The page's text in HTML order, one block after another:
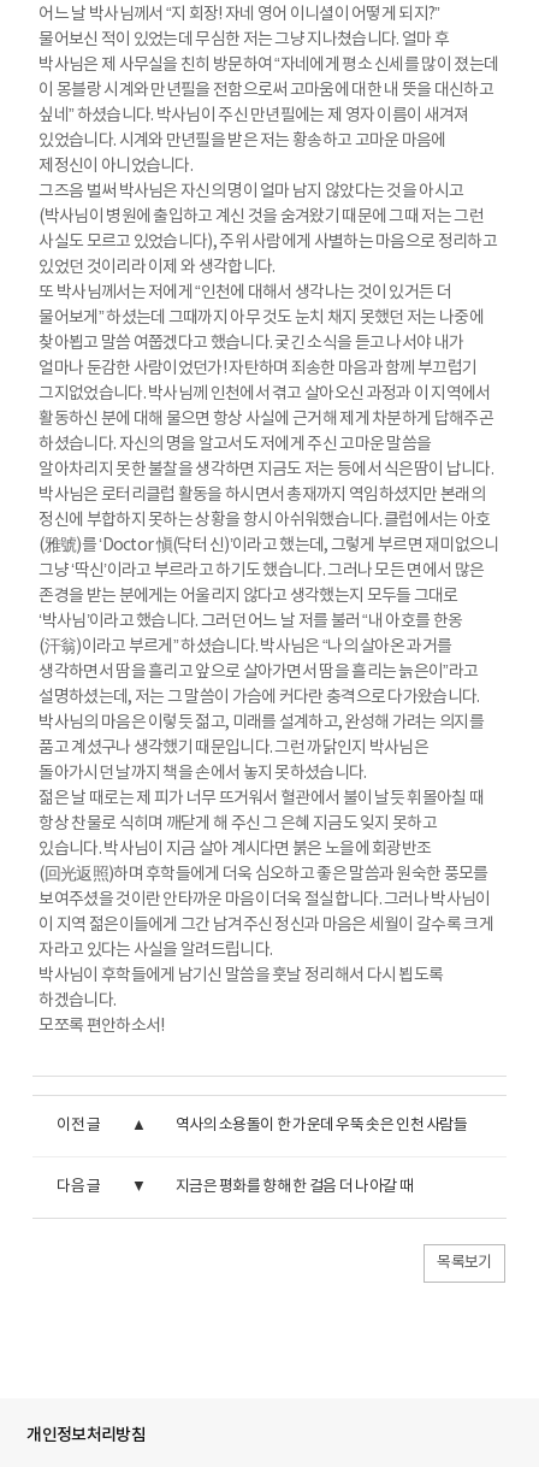
어느 날 박사님께서 “지 회장! 자네 영어 이니셜이 어떻게 되지?”
물어보신 적이 있었는데 무심한 저는 그냥 지나쳤습니다. 얼마 후
박사님은 제 사무실을 친히 방문하여 “자네에게 평소 신세를 많이 졌는데
이 몽블랑 시계와 만년필을 전함으로써 고마움에 대한 내 뜻을 대신하고
싶네” 하셨습니다. 박사님이 주신 만년필에는 제 영자 이름이 새겨져
있었습니다. 시계와 만년필을 받은 저는 황송하고 고마운 마음에
제정신이 아니었습니다.
그즈음 벌써 박사님은 자신의 명이 얼마 남지 않았다는 것을 아시고
(박사님이 병원에 출입하고 계신 것을 숨겨왔기 때문에 그때 저는 그런
사실도 모르고 있었습니다), 주위 사람에게 사별하는 마음으로 정리하고
있었던 것이리라 이제 와 생각합니다.
또 박사님께서는 저에게 “인천에 대해서 생각나는 것이 있거든 더
물어보게” 하셨는데 그때까지 아무 것도 눈치 채지 못했던 저는 나중에
찾아뵙고 말씀 여쭙겠다고 했습니다. 궂긴 소식을 듣고 나서야 내가
얼마나 둔감한 사람이었던가! 자탄하며 죄송한 마음과 함께 부끄럽기
그지없었습니다. 박사님께 인천에서 겪고 살아오신 과정과 이 지역에서
활동하신 분에 대해 물으면 항상 사실에 근거해 제게 차분하게 답해주곤
하셨습니다. 자신의 명을 알고서도 저에게 주신 고마운 말씀을
알아차리지 못한 불찰을 생각하면 지금도 저는 등에서 식은땀이 납니다.
박사님은 로터리클럽 활동을 하시면서 총재까지 역임하셨지만 본래의
정신에 부합하지 못하는 상황을 항시 아쉬워했습니다. 클럽에서는 아호
(雅號)를 ‘Doctor 愼(닥터 신)’이라고 했는데, 그렇게 부르면 재미없으니
그냥 ‘딱신’이라고 부르라고 하기도 했습니다. 그러나 모든 면에서 많은
존경을 받는 분에게는 어울리지 않다고 생각했는지 모두들 그대로
‘박사님’이라고 했습니다. 그러던 어느 날 저를 불러 “내 아호를 한옹
(汗翁)이라고 부르게” 하셨습니다. 박사님은 “나의 살아온 과거를
생각하면서 땀을 흘리고 앞으로 살아가면서 땀을 흘리는 늙은이”라고
설명하셨는데, 저는 그 말씀이 가슴에 커다란 충격으로 다가왔습니다.
박사님의 마음은 이렇듯 젊고, 미래를 설계하고, 완성해 가려는 의지를
품고 계셨구나 생각했기 때문입니다. 그런 까닭인지 박사님은
돌아가시던 날까지 책을 손에서 놓지 못하셨습니다.
젊은 날 때로는 제 피가 너무 뜨거워서 혈관에서 불이 날듯 휘몰아칠 때
항상 찬물로 식히며 깨닫게 해 주신 그 은혜 지금도 잊지 못하고
있습니다. 박사님이 지금 살아 계시다면 붉은 노을에 회광반조
(回光返照)하며 후학들에게 더욱 심오하고 좋은 말씀과 원숙한 풍모를
보여주셨을 것이란 안타까운 마음이 더욱 절실합니다. 그러나 박사님이
이 지역 젊은이들에게 그간 남겨주신 정신과 마음은 세월이 갈수록 크게
자라고 있다는 사실을 알려드립니다.
박사님이 후학들에게 남기신 말씀을 훗날 정리해서 다시 뵙도록
하겠습니다.
모쪼록 편안하소서!
이전 글 역사의 소용돌이 한 가운데 우뚝 솟은 인천 사람들
다음 글 지금은 평화를 향해 한 걸음 더 나아갈 때
목록보기
개인정보처리방침